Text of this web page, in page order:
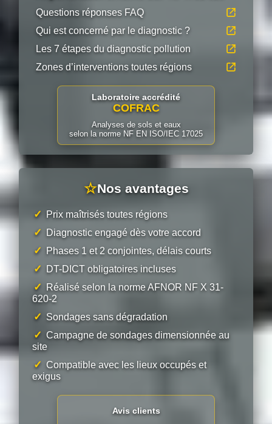
Questions réponses FAQ
Qui est concerné par le diagnostic ?
Les 7 étapes du diagnostic pollution
Zones d’interventions toutes régions
Laboratoire accrédité
COFRAC
Analyses de sols et eaux
selon la norme NF EN ISO/IEC 17025
☆Nos avantages
✓ Prix maîtrisés toutes régions
✓ Diagnostic engagé dès votre accord
✓ Phases 1 et 2 conjointes, délais courts
✓ DT-DICT obligatoires incluses
✓
Réalisé selon la norme AFNOR NF X 31-
620-2
✓ Sondages sans dégradation
✓ Campagne de sondages dimensionnée au
site
✓ Compatible avec les lieux occupés et
exigus
Avis clients